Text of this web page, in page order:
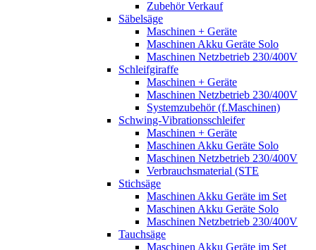
Zubehör Verkauf
Säbelsäge
Maschinen + Geräte
Maschinen Akku Geräte Solo
Maschinen Netzbetrieb 230/400V
Schleifgiraffe
Maschinen + Geräte
Maschinen Netzbetrieb 230/400V
Systemzubehör (f.Maschinen)
Schwing-Vibrationsschleifer
Maschinen + Geräte
Maschinen Akku Geräte Solo
Maschinen Netzbetrieb 230/400V
Verbrauchsmaterial (STE
Stichsäge
Maschinen Akku Geräte im Set
Maschinen Akku Geräte Solo
Maschinen Netzbetrieb 230/400V
Tauchsäge
Maschinen Akku Geräte im Set